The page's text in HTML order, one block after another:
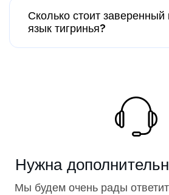
Сколько стоит
язык тигринья?
Нужна
Мы будем очень рады